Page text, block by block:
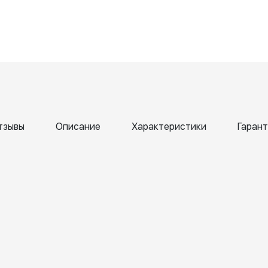
Описание Характеристики